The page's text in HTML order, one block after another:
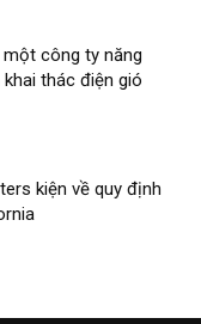
công ty năng
thác điện gió
kiện về quy định